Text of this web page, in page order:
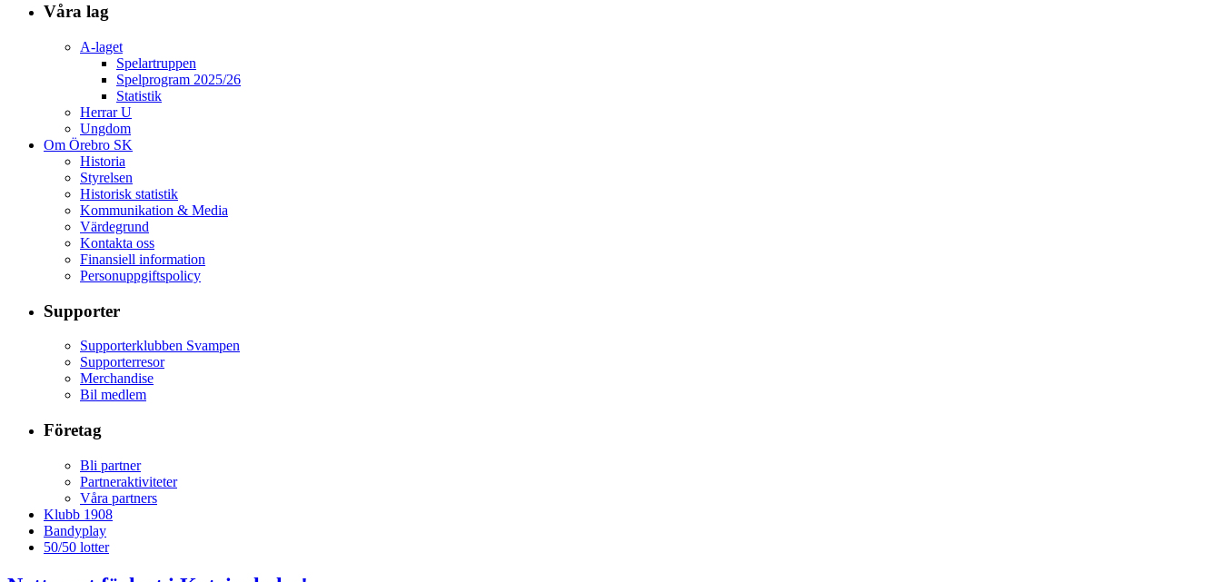
Våra lag
A-laget
Spelartruppen
Spelprogram 2025/26
Statistik
Herrar U
Ungdom
Om Örebro SK
Historia
Styrelsen
Historisk statistik
Kommunikation & Media
Värdegrund
Kontakta oss
Finansiell information
Personuppgiftspolicy
Supporter
Supporterklubben Svampen
Supporterresor
Merchandise
Bil medlem
Företag
Bli partner
Partneraktiviteter
Våra partners
Klubb 1908
Bandyplay
50/50 lotter